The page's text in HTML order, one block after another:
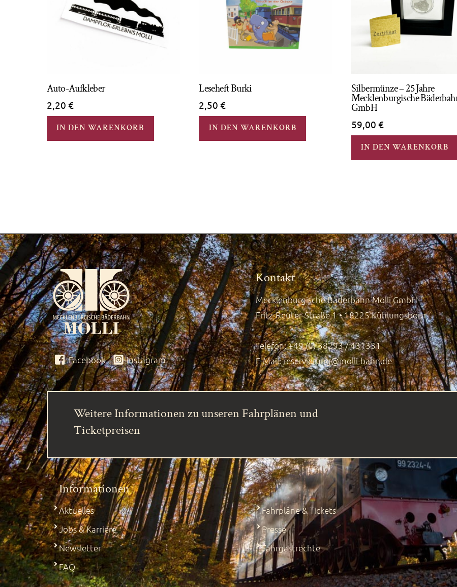
Auto-Aufkleber
2,20 €
IN DEN WARENKORB
Leseheft Burki
2,50€
IN DEN WARENKORB
Silbermünze – 25 Jahre
Mecklenburgische
GmbH
59,00 €
IN DEN WARENKORB
Facebook Instagram
Kontakt
Mecklenburgische Bäderbahn Molli GmbH
Fritz-Reuter-Straße 1 • 18225 Kühlungsborn
Telefon: +49 (0) 38293 / 431331
E-Mail:reservierung@molli-bahn.de
Weitere Informationen zu unseren Fahrplänen und
Ticketpreisen
Informationen
Aktuelles
Jobs & Karriere
Newsletter
FAQ
Fahrpläne & Tickets
Presse
Fahrgastrechte